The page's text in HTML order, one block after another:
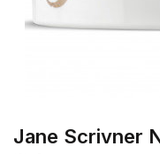
Jane Scrivner